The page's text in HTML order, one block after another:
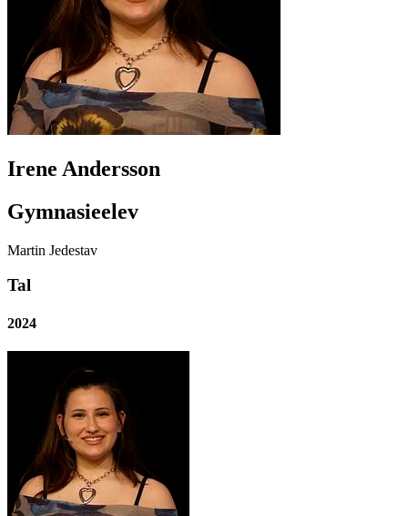
Irene Andersson
Gymnasieelev
Martin Jedestav
Tal
2024